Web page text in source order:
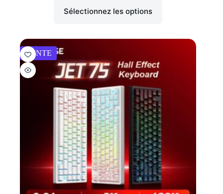
Sélectionnez les options
VENTE